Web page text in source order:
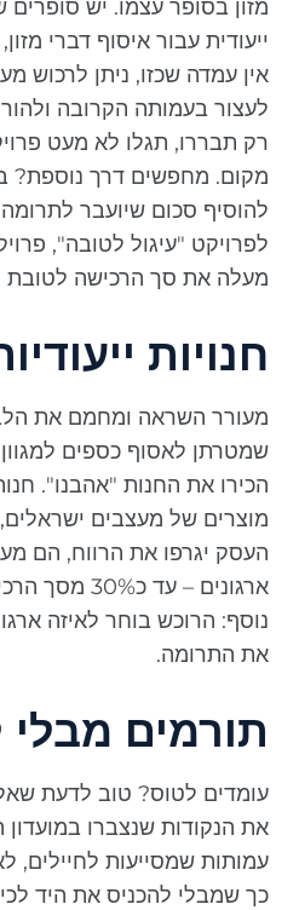
מזון בסופר עצמו. יש
ייעודית עבור איסוף דברי
אין עמדה שכזו, ניתן לרכוש
לעצור בעמותה הקרובה
רק תבררו, תגלו לא מעט
מקום. מחפשים דרך נוספת?
להוסיף סכום שיועבר לתרומה
לפרויקט "עיגול לטובה",
מעלה את סך הרכישה לטובת
חנויות ייעודיות
מעורר השראה ומחמם את הלב
שמטרתן לאסוף כספים למגוון
הכירו את החנות "אהבנו".
מוצרים של מעצבים ישראלים,
העסק יגרפו את הרווח, הם
ארגונים – עד
נוסף: הרוכש בוחר לאיזה ארגון
את התרומה.
תורמים מבלי
עומדים לטוס? טוב לדעת
את הנקודות שנצברו במועדון
עמותות שמסייעות לחיילים,
כך שמבלי להכניס את היד